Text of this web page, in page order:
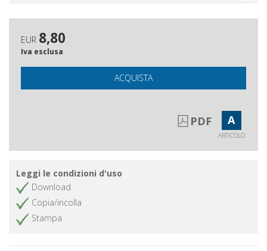
EUR 8,80
Iva esclusa
ACQUISTA
PDF A
ARTICOLO
Leggi le condizioni d'uso
Download
Copia/incolla
Stampa